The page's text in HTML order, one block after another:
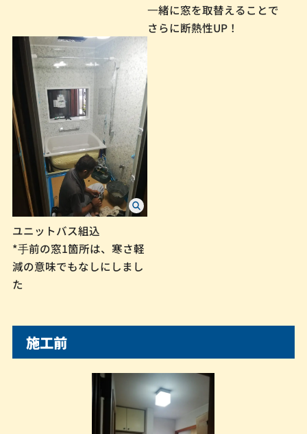
⼀緒に窓を取替えることで
さらに断熱性UP！
ユニットバス組込
*⼿前の窓1箇所は、寒さ軽
減の意味でもなしにしまし
た
施工前